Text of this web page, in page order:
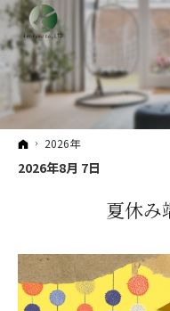
ホーム
2026年
2026年8月 7日
夏休み